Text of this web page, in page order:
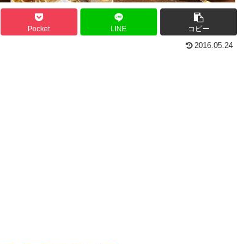
Pocket LINE コピー
2016.05.24